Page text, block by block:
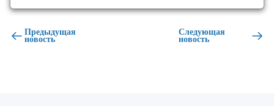
Предыдущая
новость
Следующая
новость